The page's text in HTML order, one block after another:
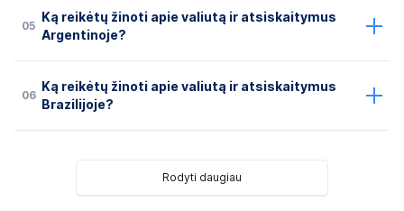
05
Ką reikėtų žinoti apie valiutą ir atsiskaitymus
Argentinoje?
06
Ką reikėtų žinoti apie valiutą ir atsiskaitymus
Brazilijoje?
Rodyti daugiau